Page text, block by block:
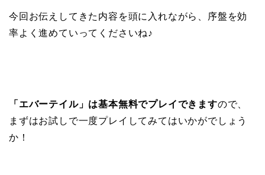
今回お伝えしてきた内容を頭に入れながら、序盤を効
率よく進めていってくださいね♪
「エバーテイル」は基本無料でプレイできますので、
まずはお試しで一度プレイしてみてはいかがでしょう
か！